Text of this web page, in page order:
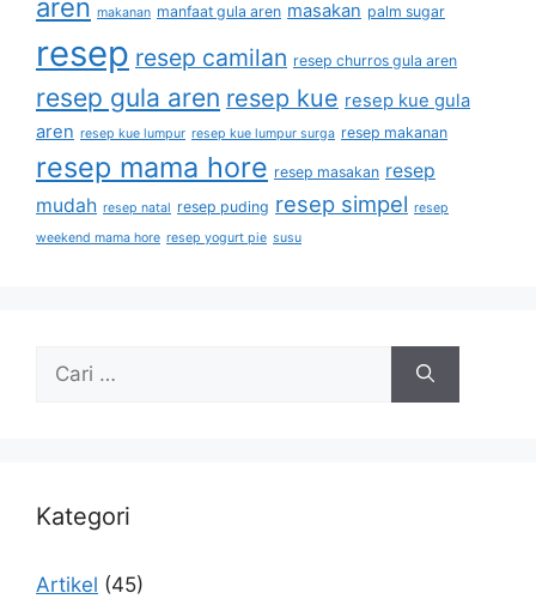
aren makanan manfaat gula aren masakan palm sugar
resep resep camilan resep churros gula aren
resep gula aren resep kue resep kue gula
aren resep kue lumpur resep kue lumpur surga resep makanan
resep mama hore resep masakan resep
mudah resep natal resep puding resep simpel resep
weekend mama hore resep yogurt pie susu
Kategori
Artikel (45)